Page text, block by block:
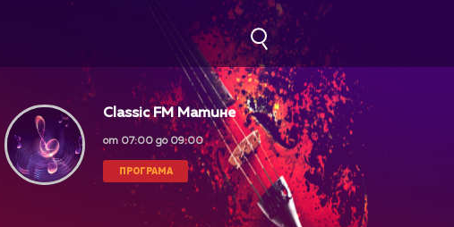
Classic FM Матине
от 07:00 до 09:00
ПРОГРАМА